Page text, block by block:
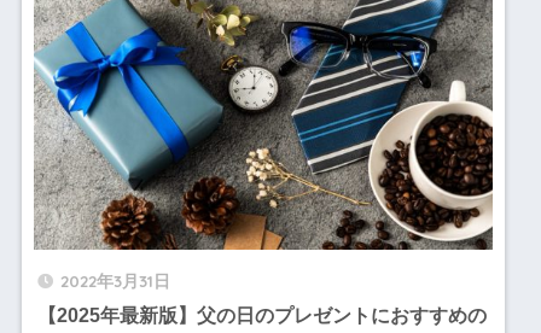
2022年3月31日
【2025年最新版】父の日のプレゼントにおすすめの